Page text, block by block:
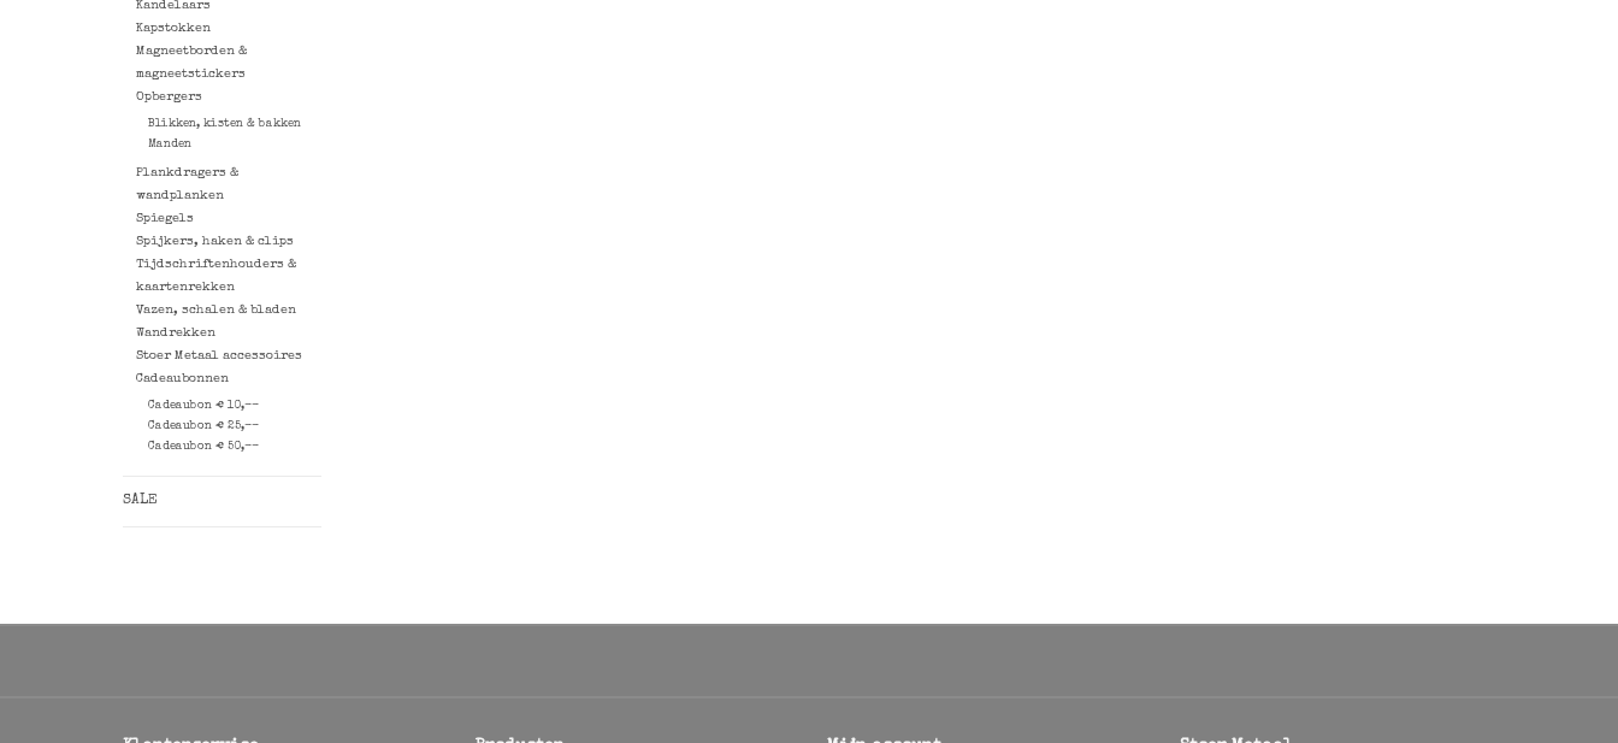
Kandelaars
Kapstokken
Magneetborden &
magneetstickers
Opbergers
Blikken, kisten & bakken
Manden
Plankdragers &
wandplanken
Spiegels
Spijkers, haken & clips
Tijdschriftenhouders &
kaartenrekken
Vazen, schalen & bladen
Wandrekken
Stoer Metaal accessoires
Cadeaubonnen
Cadeaubon € 10,--
Cadeaubon € 25,--
Cadeaubon € 50,--
SALE